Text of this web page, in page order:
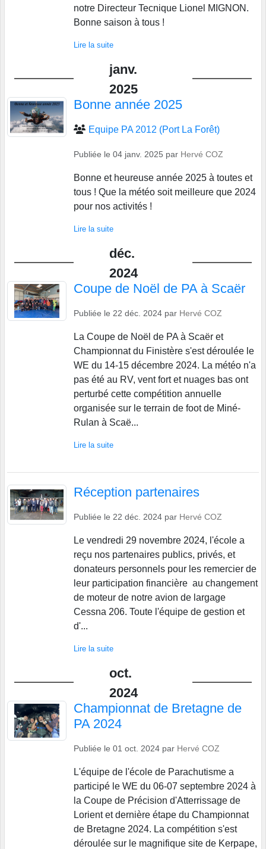
notre Directeur Tecnique Lionel MIGNON.
Bonne saison à tous !
Lire la suite
janv.
2025
Bonne année 2025
Equipe PA 2012 (Port La Forêt)
Publiée le 04 janv. 2025 par Hervé COZ
Bonne et heureuse année 2025 à toutes et
tous ! Que la météo soit meilleure que 2024
pour nos activités !
Lire la suite
déc.
2024
Coupe de Noël de PA à Scaër
Publiée le 22 déc. 2024 par Hervé COZ
La Coupe de Noël de PA à Scaër et
Championnat du Finistère s'est déroulée le
WE du 14-15 décembre 2024. La météo n'a
pas été au RV, vent fort et nuages bas ont
perturbé cette compétition annuelle
organisée sur le terrain de foot de Miné-
Rulan à Scaë...
Lire la suite
Réception partenaires
Publiée le 22 déc. 2024 par Hervé COZ
Le vendredi 29 novembre 2024, l'école a
reçu nos partenaires publics, privés, et
donateurs personnels pour les remercier de
leur participation financière au changement
de moteur de notre avion de largage
Cessna 206. Toute l'équipe de gestion et
d'...
Lire la suite
oct.
2024
Championnat de Bretagne de
PA 2024
Publiée le 01 oct. 2024 par Hervé COZ
L'équipe de l'école de Parachutisme a
participé le WE du 06-07 septembre 2024 à
la Coupe de Précision d'Atterrissage de
Lorient et dernière étape du Championnat
de Bretagne 2024. La compétition s'est
déroulée sur le magnifique site de Kerpape,